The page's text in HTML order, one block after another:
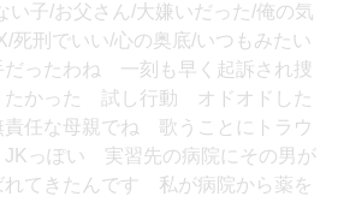
い子/お父さん/大嫌いだった/俺の気
死刑でいい/心の奥底/いつもみたい
ったわね 一刻も早く起訴され捜
たかった 試し行動 オドオドした
責任な母親でね 歌うことにトラウ
っぽい 実習先の病院にその男が
れてきたんです 私が病院から薬を